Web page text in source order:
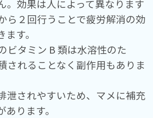
。効果は人によって異なります
ら２回行うことで疲労解消の効
す。
ビタミン B 類は水溶性のた
されることなく副作用もありま
泄されやすいため、マメに補充
あります。